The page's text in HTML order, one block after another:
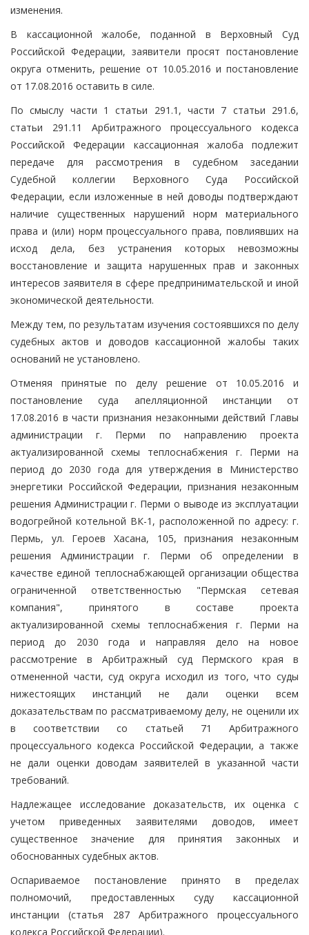
изменения.
В кассационной жалобе, поданной в Верховный Суд
Российской Федерации, заявители просят постановление
округа отменить, решение от 10.05.2016 и постановление
от 17.08.2016 оставить в силе.
По смыслу части 1 статьи 291.1, части 7 статьи 291.6,
статьи 291.11 Арбитражного процессуального кодекса
Российской Федерации кассационная жалоба подлежит
передаче для рассмотрения в судебном заседании
Судебной коллегии Верховного Суда Российской
Федерации, если изложенные в ней доводы подтверждают
наличие существенных нарушений норм материального
права и (или) норм процессуального права, повлиявших на
исход дела, без устранения которых невозможны
восстановление и защита нарушенных прав и законных
интересов заявителя в сфере предпринимательской и иной
экономической деятельности.
Между тем, по результатам изучения состоявшихся по делу
судебных актов и доводов кассационной жалобы таких
оснований не установлено.
Отменяя принятые по делу решение от 10.05.2016 и
постановление суда апелляционной инстанции от
17.08.2016 в части признания незаконными действий Главы
администрации г. Перми по направлению проекта
актуализированной схемы теплоснабжения г. Перми на
период до 2030 года для утверждения в Министерство
энергетики Российской Федерации, признания незаконным
решения Администрации г. Перми о выводе из эксплуатации
водогрейной котельной ВК-1, расположенной по адресу: г.
Пермь, ул. Героев Хасана, 105, признания незаконным
решения Администрации г. Перми об определении в
качестве единой теплоснабжающей организации общества
ограниченной ответственностью "Пермская сетевая
компания", принятого в составе проекта
актуализированной схемы теплоснабжения г. Перми на
период до 2030 года и направляя дело на новое
рассмотрение в Арбитражный суд Пермского края в
отмененной части, суд округа исходил из того, что суды
нижестоящих инстанций не дали оценки всем
доказательствам по рассматриваемому делу, не оценили их
в соответствии со статьей 71 Арбитражного
процессуального кодекса Российской Федерации, а также
не дали оценки доводам заявителей в указанной части
требований.
Надлежащее исследование доказательств, их оценка с
учетом приведенных заявителями доводов, имеет
существенное значение для принятия законных и
обоснованных судебных актов.
Оспариваемое постановление принято в пределах
полномочий, предоставленных суду кассационной
инстанции (статья 287 Арбитражного процессуального
кодекса Российской Федерации).